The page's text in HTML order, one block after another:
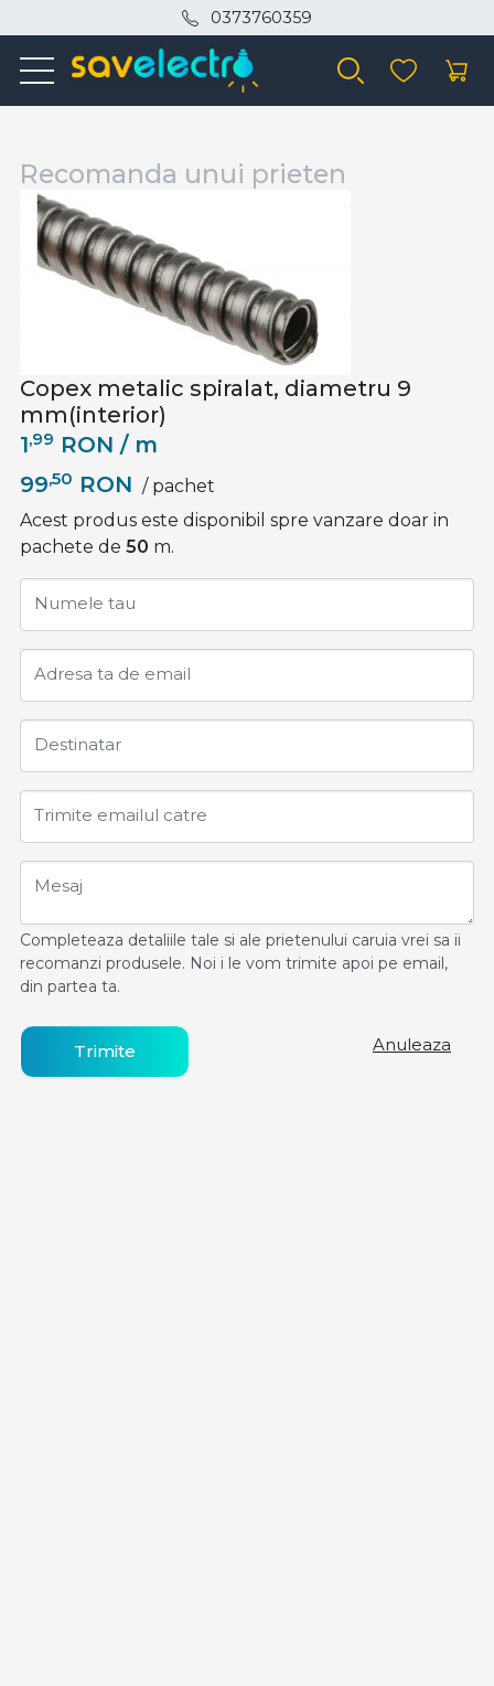
0373760359
Recomanda unui prieten
Copex metalic spiralat, diametru 9
mm(interior)
1,99 RON / m
99,50 RON / pachet
Acest produs este disponibil spre vanzare doar in
pachete de 50 m.
Numele tau
Adresa ta de email
Destinatar
Trimite emailul catre
Mesaj
Completeaza detaliile tale si ale prietenului caruia vrei sa ii
recomanzi produsele. Noi i le vom trimite apoi pe email,
din partea ta.
Trimite Anuleaza